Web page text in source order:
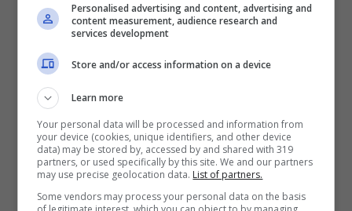
Personalised advertising and content, advertising and
content measurement, audience research and
services development
Store and/or access information on a device
Learn more
Your personal data will be processed and information from
your device (cookies, unique identifiers, and other device
data) may be stored by, accessed by and shared with 319
partners, or used specifically by this site. We and our partners
may use precise geolocation data. List of partners.
Some vendors may process your personal data on the basis